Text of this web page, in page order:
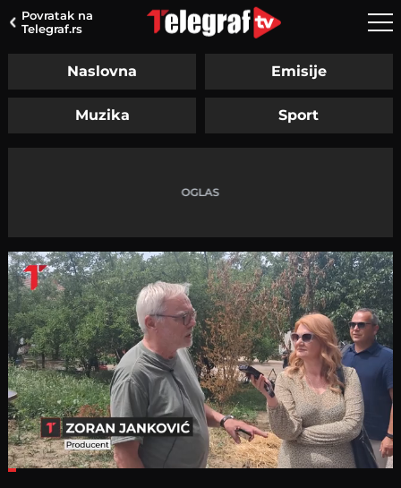
Povratak na
Telegraf.rs
Naslovna Emisije
Muzika Sport